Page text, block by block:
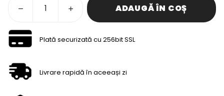
ADAUGĂ ÎN COȘ
Plată securizată cu 256bit SSL
Livrare rapidă în aceeași zi